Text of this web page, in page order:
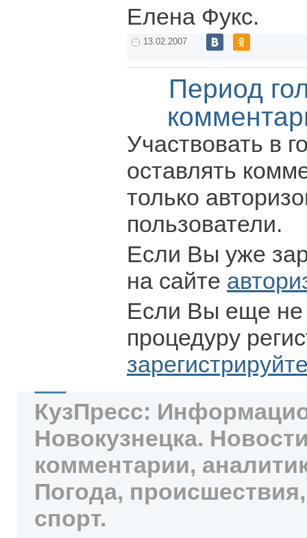
Елена Фукс.
13.02.2007
Период
Участвовать в
оставлять
только
пользователи.
Если Вы уже
на сайте
Если Вы еще не
процедуру
КузПресс:
Новокузнецка.
комментарии,
Погода,
спорт.